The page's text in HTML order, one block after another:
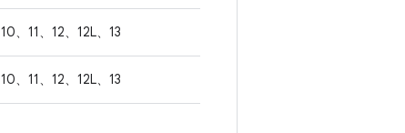
10、11、12、12L、13
10、11、12、12L、13